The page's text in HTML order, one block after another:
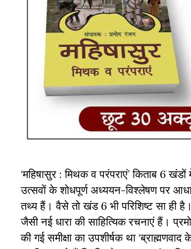
‘महिषासुर : मिथक व परंपराएं’ किताब 6
उत्सवों के शोधपूर्ण अध्ययन-विश्लेषण पर
तथ्य हैं। वैसे तो खंड 6 भी परिशिष्ट सा ही
जैसी नई धारा की साहित्यिक रचनाएं हैं।
की गई समीक्षा का उपशीर्षक था